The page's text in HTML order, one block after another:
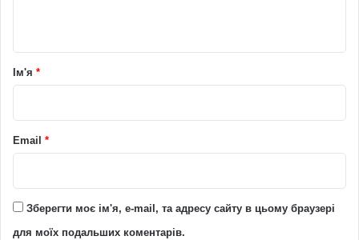
рІм'я *
Email *
Зберегти моє ім'я, e-mail, та адресу сайту в цьому браузері
для моїх подальших коментарів.